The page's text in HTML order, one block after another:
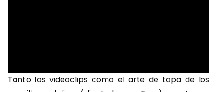
Tanto los videoclips como el arte de tapa de los